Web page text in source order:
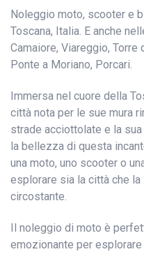
Noleggio moto, scooter e
Toscana, Italia. E anche
Camaiore, Viareggio,
Ponte a Moriano, Porcari.
Immersa nel cuore della
città nota per le sue mura
strade acciottolate e la
la bellezza di questa
una moto, uno scooter o
esplorare sia la città che
circostante.
Il noleggio di moto è
emozionante per